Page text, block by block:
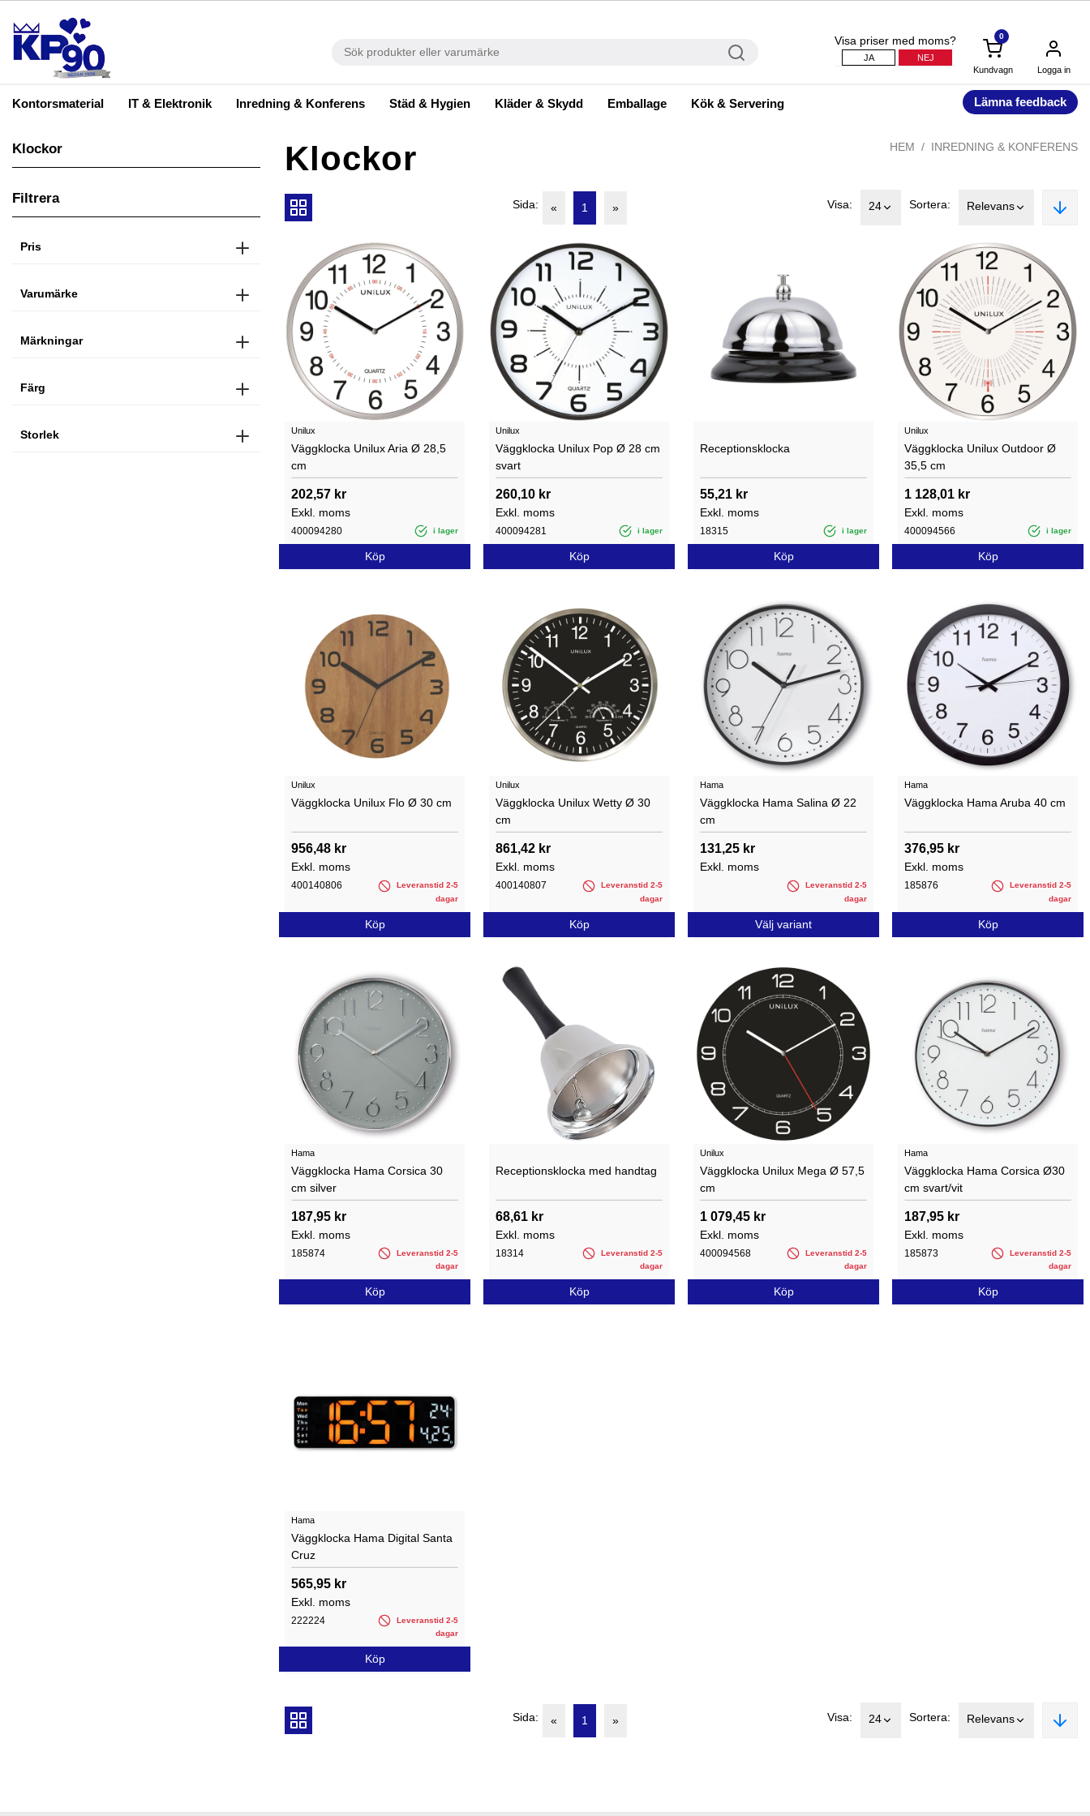
Visa priser med moms?
JA NEJ
0
Kundvagn Logga in
Kontorsmaterial IT & Elektronik Inredning & Konferens Städ & Hygien Kläder & Skydd Emballage Kök & Servering Lämna feedback
Klockor
Filtrera
Pris
Varumärke
Märkningar
Färg
Storlek
HEM INREDNING & KONFERENS
Klockor
Sida: « 1 » Visa: 24 Sortera: Relevans
Unilux
Väggklocka Unilux Aria Ø 28,5
cm
202,57 kr
Exkl. moms
400094280 i lager
Köp
Unilux
Väggklocka Unilux Pop Ø 28 cm
svart
260,10 kr
Exkl. moms
400094281 i lager
Köp
Receptionsklocka
55,21 kr
Exkl. moms
18315 i lager
Köp
Unilux
Väggklocka Unilux Outdoor Ø
35,5 cm
1 128,01 kr
Exkl. moms
400094566 i lager
Köp
Unilux
Väggklocka Unilux Flo Ø 30 cm
956,48 kr
Exkl. moms
400140806
Leveranstid 2-5
dagar
Köp
Unilux
Väggklocka Unilux Wetty Ø 30
cm
861,42 kr
Exkl. moms
400140807
Leveranstid 2-5
dagar
Köp
Hama
Väggklocka Hama Salina Ø 22
cm
131,25 kr
Exkl. moms
Leveranstid 2-5
dagar
Välj variant
Hama
Väggklocka Hama Aruba 40 cm
376,95 kr
Exkl. moms
185876
Leveranstid 2-5
dagar
Köp
Hama
Väggklocka Hama Corsica 30
cm silver
187,95 kr
Exkl. moms
185874
Leveranstid 2-5
dagar
Köp
Receptionsklocka med handtag
68,61 kr
Exkl. moms
18314
Leveranstid 2-5
dagar
Köp
Unilux
Väggklocka Unilux Mega Ø 57,5
cm
1 079,45 kr
Exkl. moms
400094568
Leveranstid 2-5
dagar
Köp
Hama
Väggklocka Hama Corsica Ø30
cm svart/vit
187,95 kr
Exkl. moms
185873
Leveranstid 2-5
dagar
Köp
Hama
Väggklocka Hama Digital Santa
Cruz
565,95 kr
Exkl. moms
222224
Leveranstid 2-5
dagar
Köp
Sida: « 1 » Visa: 24 Sortera: Relevans